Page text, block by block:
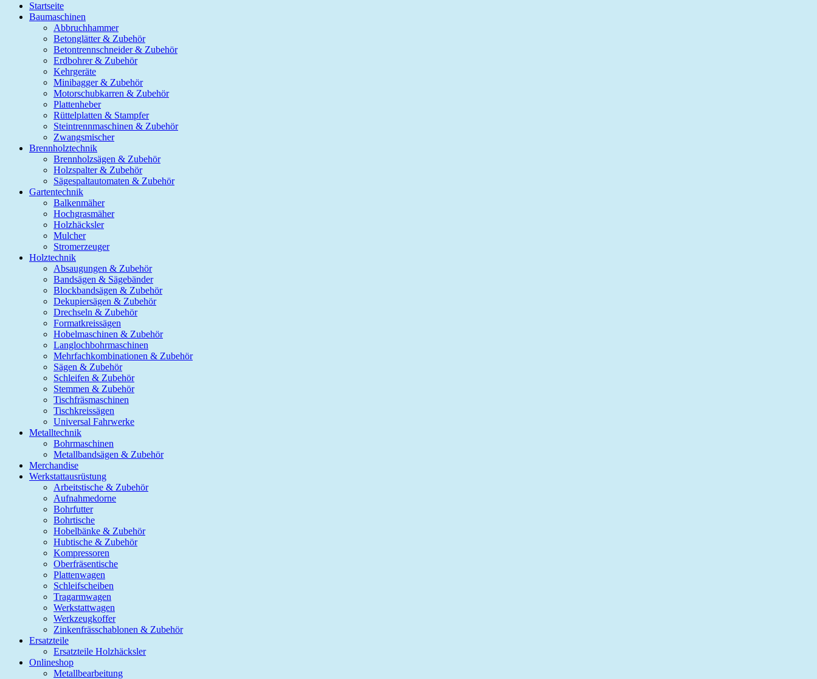
Startseite
Baumaschinen
Abbruchhammer
Betonglätter & Zubehör
Betontrennschneider & Zubehör
Erdbohrer & Zubehör
Kehrgeräte
Minibagger & Zubehör
Motorschubkarren & Zubehör
Plattenheber
Rüttelplatten & Stampfer
Steintrennmaschinen & Zubehör
Zwangsmischer
Brennholztechnik
Brennholzsägen & Zubehör
Holzspalter & Zubehör
Sägespaltautomaten & Zubehör
Gartentechnik
Balkenmäher
Hochgrasmäher
Holzhäcksler
Mulcher
Stromerzeuger
Holztechnik
Absaugungen & Zubehör
Bandsägen & Sägebänder
Blockbandsägen & Zubehör
Dekupiersägen & Zubehör
Drechseln & Zubehör
Formatkreissägen
Hobelmaschinen & Zubehör
Langlochbohrmaschinen
Mehrfachkombinationen & Zubehör
Sägen & Zubehör
Schleifen & Zubehör
Stemmen & Zubehör
Tischfräsmaschinen
Tischkreissägen
Universal Fahrwerke
Metalltechnik
Bohrmaschinen
Metallbandsägen & Zubehör
Merchandise
Werkstattausrüstung
Arbeitstische & Zubehör
Aufnahmedorne
Bohrfutter
Bohrtische
Hobelbänke & Zubehör
Hubtische & Zubehör
Kompressoren
Oberfräsentische
Plattenwagen
Schleifscheiben
Tragarmwagen
Werkstattwagen
Werkzeugkoffer
Zinkenfrässchablonen & Zubehör
Ersatzteile
Ersatzteile Holzhäcksler
Onlineshop
Metallbearbeitung